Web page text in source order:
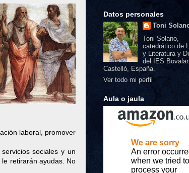
laboral, promover
sociales y un
retirarán ayudas. No
Datos personales
Toni
Toni Solano,
catedrático de
y Literatura y
del IES Bovalar.
Castelló, España.
Ver todo mi perfil
Aula o jaula